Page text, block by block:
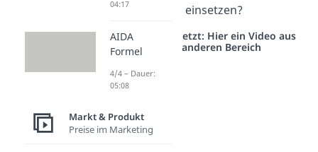
Unternehmen einsetzen?
Studyflix vernetzt: Hier ein Video aus
einem anderen Bereich
04:17
AIDA
Formel
4/4 – Dauer:
05:08
Markt & Produkt
Preise im Marketing